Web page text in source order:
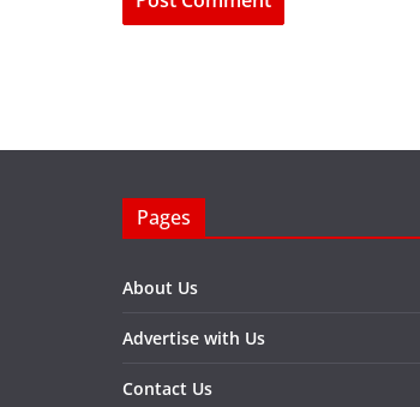
Pages
About Us
Advertise with Us
Contact Us